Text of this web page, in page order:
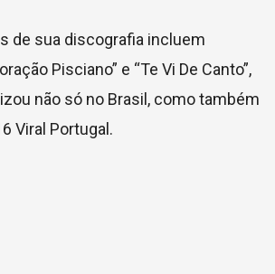
de sua discografia incluem
Pisciano” e “Te Vi De Canto”,
não só no Brasil, como também
Viral Portugal.